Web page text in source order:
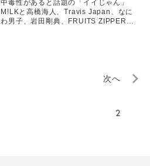
中毒性があると話題の「イイじゃん」
M!LKと高橋海人、Travis Japan、なに
わ男子、岩田剛典、FRUITS ZIPPER、
次へ
2